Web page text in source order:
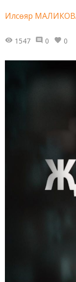
Илсөяр
1547 0 0